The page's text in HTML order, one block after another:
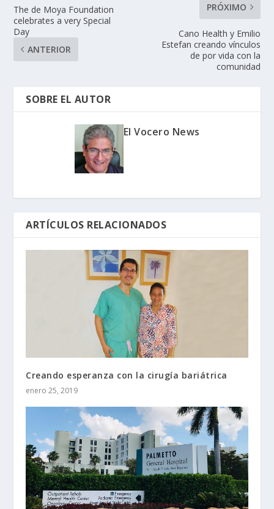
The de Moya Foundation
celebrates a very Special
Day
ANTERIOR
PRÓXIMO
Cano Health y Emilio
Estefan creando vínculos
de por vida con la
comunidad
SOBRE EL AUTOR
El Vocero News
ARTÍCULOS RELACIONADOS
Creando esperanza con la cirugía bariátrica
enero 25, 2019